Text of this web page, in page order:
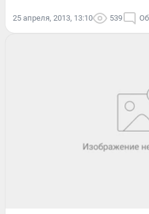
25 апреля, 2013, 13:10 539